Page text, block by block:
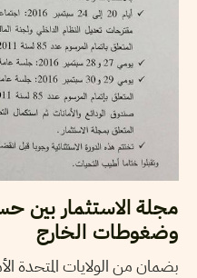
مجلة الاستثمار بين
وضغوطات الخارج